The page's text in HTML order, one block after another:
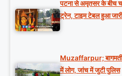
पटना से अमृतसर के बीच
ट्रेन, टाइम टेबल हुआ जारी
Muzaffarpur; बागमती
में लोग, जांच में जुटी पुलिस